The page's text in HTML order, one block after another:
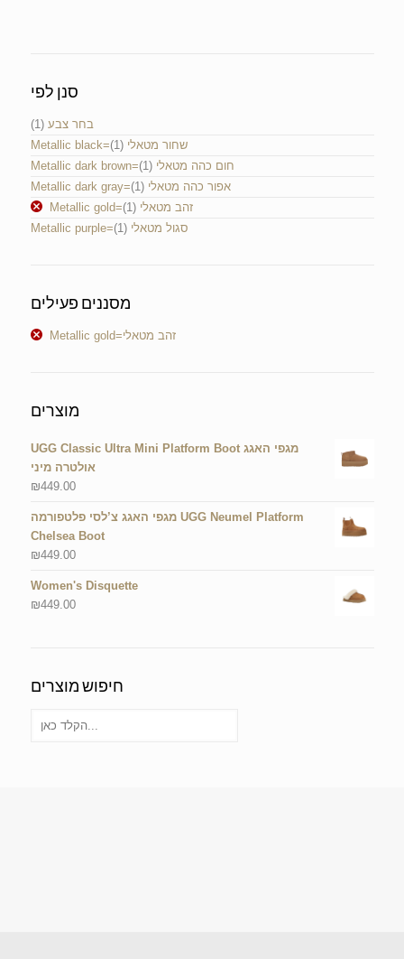
סנן לפי
בחר צבע (1)
Metallic black=שחור מטאלי (1)
Metallic dark brown=חום כהה מטאלי (1)
Metallic dark gray=אפור כהה מטאלי (1)
Metallic gold=זהב מטאלי (1)
Metallic purple=סגול מטאלי (1)
מסננים פעילים
Metallic gold=זהב מטאלי
מוצרים
UGG Classic Ultra Mini Platform Boot מגפי האגג
אולטרה מיני
₪449.00
מגפי האגג צ’לסי פלטפורמה UGG Neumel Platform
Chelsea Boot
₪449.00
Women's Disquette
₪449.00
חיפוש מוצרים